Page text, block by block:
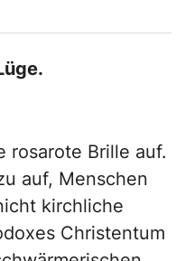
rosarote Brille auf.
auf, Menschen
kirchliche
Christentum